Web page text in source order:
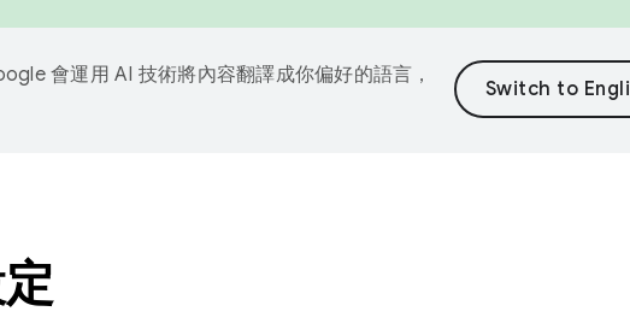
會運用 AI 技術將內容翻譯成你偏好的語言，